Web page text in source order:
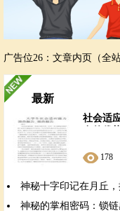
广告位26：文章内页（全站
最新
社会适
178
神秘十字印记在月丘
神秘的掌相密码：锁